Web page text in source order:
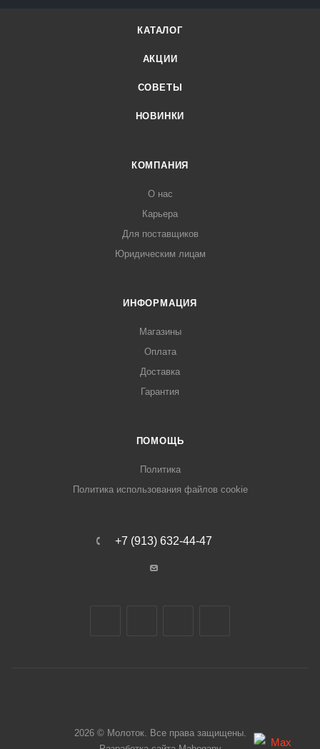
КАТАЛОГ
АКЦИИ
СОВЕТЫ
НОВИНКИ
КОМПАНИЯ
О нас
Карьера
Для поставщиков
Юридическим лицам
ИНФОРМАЦИЯ
Магазины
Оплата
Доставка
Гарантия
ПОМОЩЬ
Политика
Политика использования файлов cookie
+7 (913) 632-44-47
2026 © Молоток. Все права защищены.